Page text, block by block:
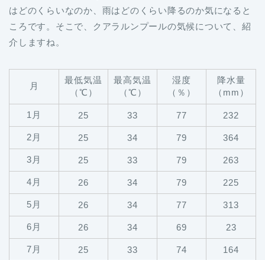
はどのくらいなのか、雨はどのくらい降るのか気になると
ころです。そこで、クアラルンプールの気候について、紹
介しますね。
月
最低気温
（℃）
最高気温
（℃）
湿度
（％）
降水量
（mm）
1月 25 33 77 232
2月 25 34 79 364
3月 25 33 79 263
4月 26 34 79 225
5月 26 34 77 313
6月 26 34 69 23
7月 25 33 74 164